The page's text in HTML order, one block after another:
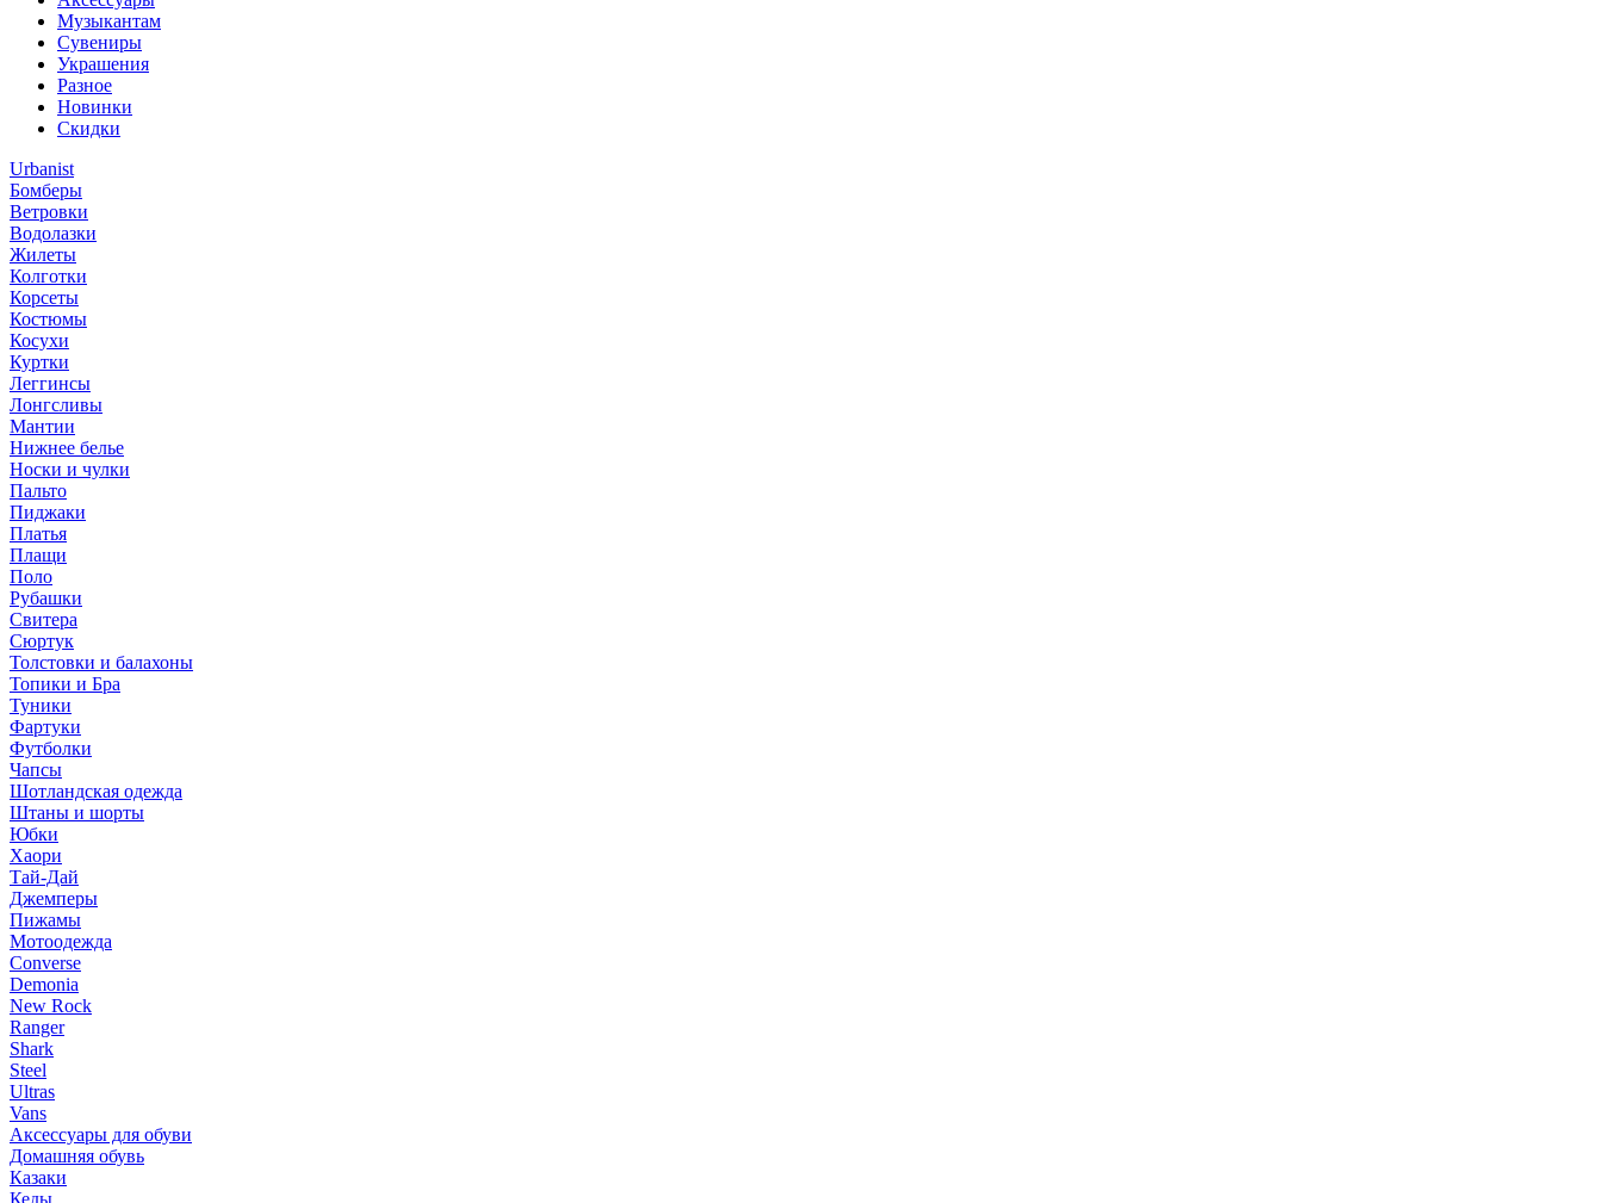
Музыкантам
Сувениры
Украшения
Разное
Новинки
Скидки
Urbanist
Бомберы
Ветровки
Водолазки
Жилеты
Колготки
Корсеты
Костюмы
Косухи
Куртки
Леггинсы
Лонгсливы
Мантии
Нижнее белье
Носки и чулки
Пальто
Пиджаки
Платья
Плащи
Поло
Рубашки
Свитера
Сюртук
Толстовки и балахоны
Топики и Бра
Туники
Фартуки
Футболки
Чапсы
Шотландская одежда
Штаны и шорты
Юбки
Хаори
Тай-Дай
Джемперы
Пижамы
Мотоодежда
Converse
Demonia
New Rock
Ranger
Shark
Steel
Ultras
Vans
Аксессуары для обуви
Домашняя обувь
Казаки
Кеды